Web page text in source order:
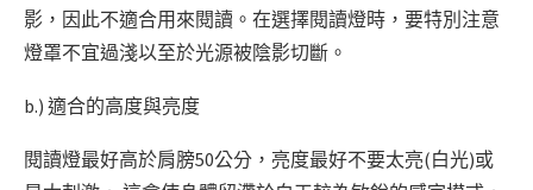
影，因此不適合用來閱讀。在選擇閱讀燈時，要特別注意
燈罩不宜過淺以至於光源被陰影切斷。
b.) 適合的高度與亮度
閱讀燈最好高於肩膀50公分，亮度最好不要太亮(白光)或